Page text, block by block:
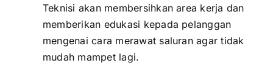
Teknisi akan membersihkan area kerja dan
memberikan edukasi kepada pelanggan
mengenai cara merawat saluran agar tidak
mudah mampet lagi.